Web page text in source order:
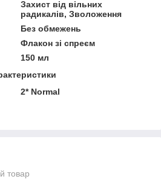
Захист від вільних
радикалів, Зволоження
Без обмежень
Флакон зі спреєм
150 мл
2* Normal
товар